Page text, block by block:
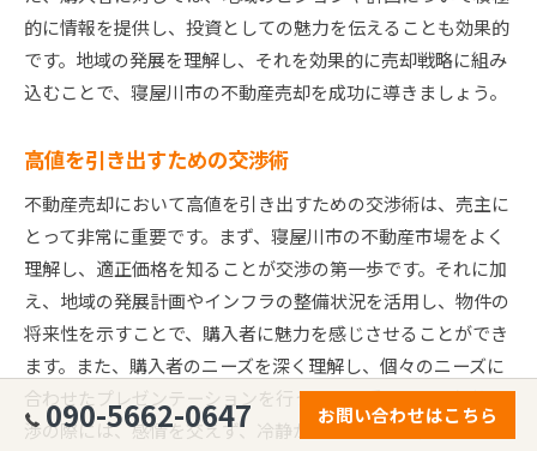
的に情報を提供し、投資としての魅力を伝えることも効果的
です。地域の発展を理解し、それを効果的に売却戦略に組み
込むことで、寝屋川市の不動産売却を成功に導きましょう。
高値を引き出すための交渉術
不動産売却において高値を引き出すための交渉術は、売主に
とって非常に重要です。まず、寝屋川市の不動産市場をよく
理解し、適正価格を知ることが交渉の第一歩です。それに加
え、地域の発展計画やインフラの整備状況を活用し、物件の
将来性を示すことで、購入者に魅力を感じさせることができ
ます。また、購入者のニーズを深く理解し、個々のニーズに
合わせたプレゼンテーションを行うことも重要です。価格交
渉の際には、感情を交えず、冷静かつ論理的に対応しつつ、
090-5662-0647 お問い合わせはこちら